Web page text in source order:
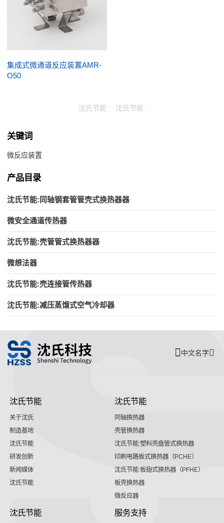
集成式微通道反应装置AMR-
O50
沈氏节能: 沈氏节能:
关键词
微反应装置
产品目录
沈氏节能:同轴钢套管管壳式换热器器
微安全通道传热器
沈氏节能:壳管管式换热器器
微想法器
沈氏节能:壳连接管传热器
沈氏节能:减压蒸馏式空气冷却器
中文名字
沈氏节能
关于沈氏
制造基地
沈氏节能
研发创新
新闻媒体
沈氏节能
沈氏节能
同轴换热器
壳管换热器
沈氏节能:塑料壳盘管式换热器
印刷电路板式换热器（PCHE）
沈氏节能:板翅式换热器（PFHE）
板壳换热器
微反应器
沈氏节能 服务支持